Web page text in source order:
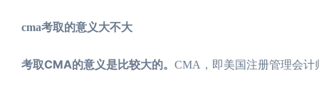
cma考取的意义大不大
考取CMA的意义是比较大的。 CMA，即美国注册管理会计